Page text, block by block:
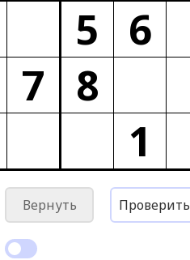
5
6
7
8
1
Вернуть Проверить